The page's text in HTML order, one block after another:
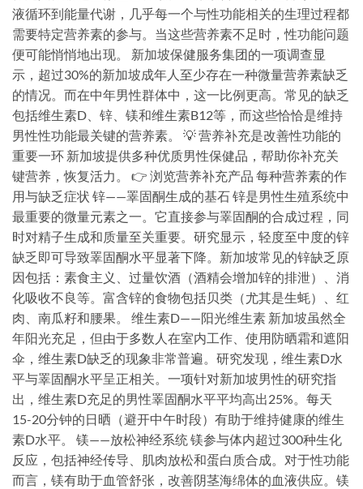
液循环到能量代谢，几乎每一个与性功能相关的生理过程都
需要特定营养素的参与。当这些营养素不足时，性功能问题
便可能悄悄地出现。 新加坡保健服务集团的一项调查显
示，超过30%的新加坡成年人至少存在一种微量营养素缺乏
的情况。而在中年男性群体中，这一比例更高。常见的缺乏
包括维生素D、锌、镁和维生素B12等，而这些恰恰是维持
男性性功能最关键的营养素。 💡 营养补充是改善性功能的
重要一环 新加坡提供多种优质男性保健品，帮助你补充关
键营养，恢复活力。 👉 浏览营养补充产品 每种营养素的作
用与缺乏症状 锌——睪固酮生成的基石 锌是男性生殖系统中
最重要的微量元素之一。它直接参与睪固酮的合成过程，同
时对精子生成和质量至关重要。研究显示，轻度至中度的锌
缺乏即可导致睪固酮水平显著下降。新加坡常见的锌缺乏原
因包括：素食主义、过量饮酒（酒精会增加锌的排泄）、消
化吸收不良等。富含锌的食物包括贝类（尤其是生蚝）、红
肉、南瓜籽和腰果。 维生素D——阳光维生素 新加坡虽然全
年阳光充足，但由于多数人在室内工作、使用防晒霜和遮阳
伞，维生素D缺乏的现象非常普遍。研究发现，维生素D水
平与睪固酮水平呈正相关。一项针对新加坡男性的研究指
出，维生素D充足的男性睪固酮水平平均高出25%。每天
15-20分钟的日晒（避开中午时段）有助于维持健康的维生
素D水平。 镁——放松神经系统 镁参与体内超过300种生化
反应，包括神经传导、肌肉放松和蛋白质合成。对于性功能
而言，镁有助于血管舒张，改善阴茎海绵体的血液供应。镁